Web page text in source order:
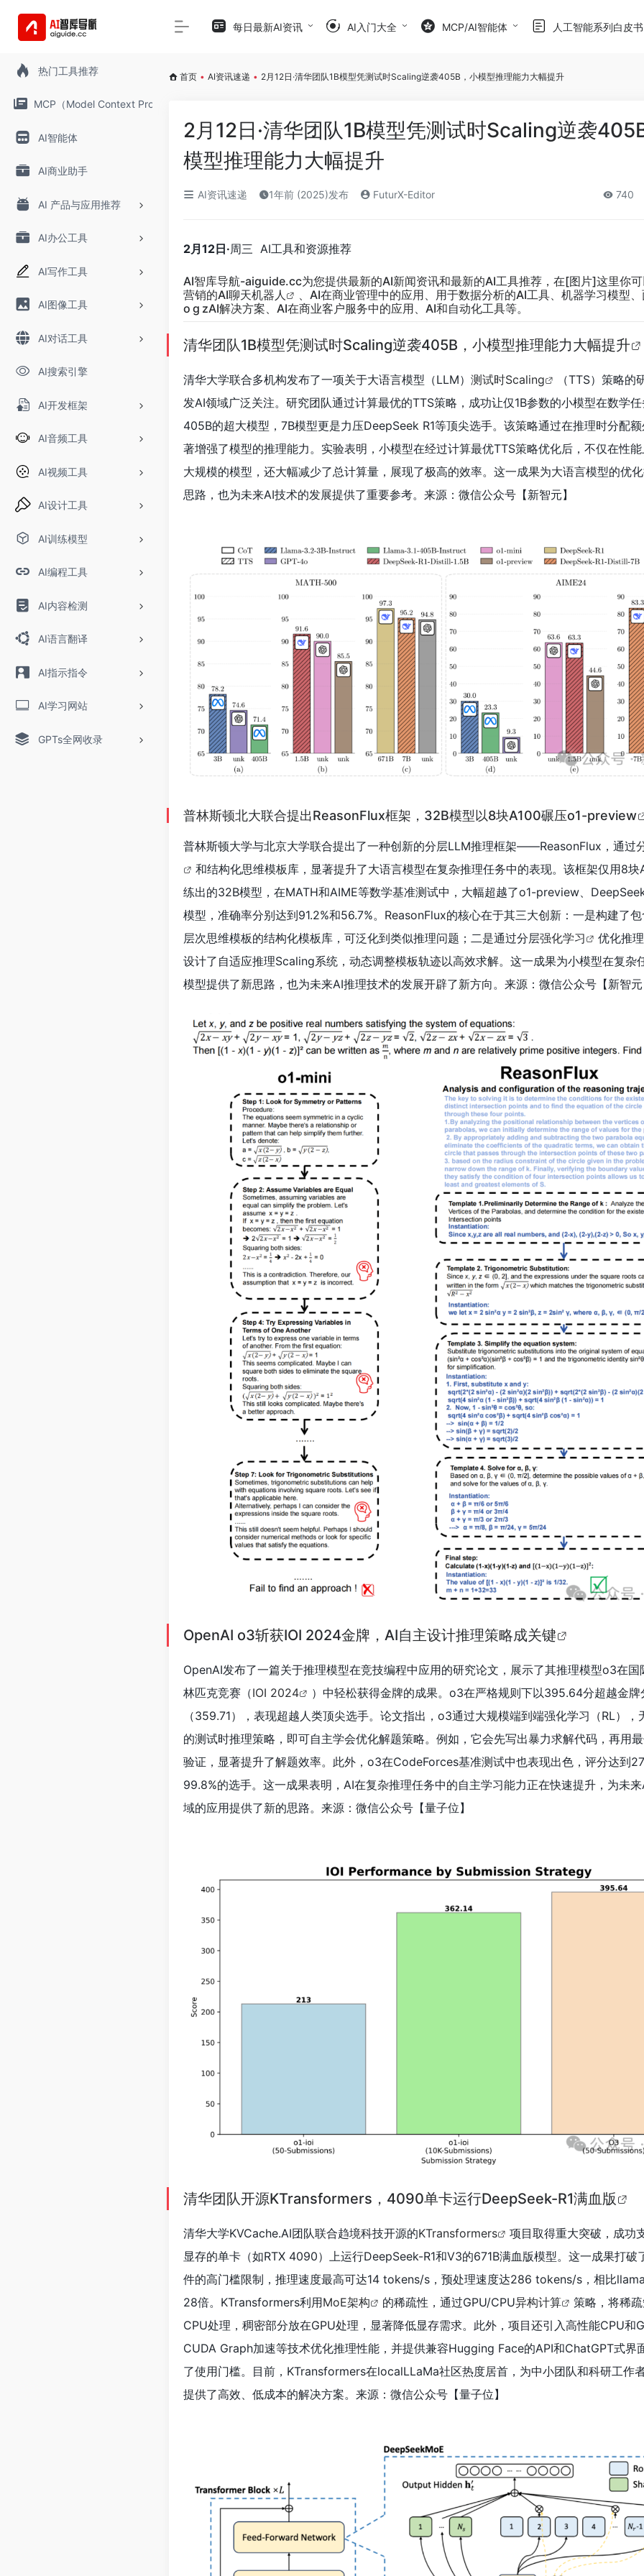
热门工具推荐
MCP（Model Context Protocol）
AI智能体
AI商业助手
AI 产品与应用推荐
AI办公工具
AI写作工具
AI图像工具
AI对话工具
AI搜索引擎
AI开发框架
AI音频工具
AI视频工具
AI设计工具
AI训练模型
AI编程工具
AI内容检测
AI语言翻译
AI指示指令
AI学习网站
GPTs全网收录
每日最新AI资讯 AI入门大全 MCP/AI智能体 人工智能系列白皮书
首页 • AI资讯速递 • 2月12日·清华团队1B模型凭测试时Scaling逆袭405B，小模型推理能力大幅提升
2月12日·清华团队1B模型凭测试时Scaling逆袭
模型推理能力大幅提升
AI资讯速递 1年前 (2025)发布 FuturX-Editor 740
2月12日·周三 AI工具和资源推荐
AI智库导航-aiguide.cc为您提供最新的AI新闻资讯和最新的AI工具推荐，在[图片]这里你
营销的AI聊天机器人
、AI在商业管理中的应用、用于数据分析的AI工具、机器学习模型
o g zAI解决方案、AI在商业客户服务中的应用、AI和自动化工具等。
清华团队1B模型凭测试时Scaling逆袭405B，小模型推理能力大幅提升
清华大学联合多机构发布了一项关于大语言模型（LLM） 测试时Scaling
（TTS）策略的
发AI领域广泛关注。研究团队通过计算最优的TTS策略，成功让仅1B参数的小模型在数学
405B的超大模型，7B模型更是力压DeepSeek R1等顶尖选手。该策略通过在推理时分配
著增强了模型的推理能力。实验表明，小模型在经过计算最优TTS策略优化后，不仅在性
大规模的模型，还大幅减少了总计算量，展现了极高的效率。这一成果为大语言模型的优
思路，也为未来AI技术的发展提供了重要参考。来源：微信公众号【新智元】
普林斯顿北大联合提出ReasonFlux框架，32B模型以8块A100碾压o1-preview
普林斯顿大学与北京大学联合提出了一种创新的分层LLM推理框架——ReasonFlux，通过
和结构化思维模板库，显著提升了大语言模型在复杂推理任务中的表现。该框架仅用8块
练出的32B模型，在MATH和AIME等数学基准测试中，大幅超越了o1-preview、
模型，准确率分别达到91.2%和56.7%。ReasonFlux的核心在于其三大创新：一是构建了
层次思维模板的结构化模板库，可泛化到类似推理问题；二是通过分层强化学习
优化推
设计了自适应推理Scaling系统，动态调整模板轨迹以高效求解。这一成果为小模型在复杂
模型提供了新思路，也为未来AI推理技术的发展开辟了新方向。来源：微信公众号【新智元
OpenAI o3斩获IOI 2024金牌，AI自主设计推理策略成关键
OpenAI发布了一篇关于推理模型在竞技编程中应用的研究论文，展示了其推理模型o3在国
林匹克竞赛（IOI 2024
）中轻松获得金牌的成果。o3在严格规则下以395.64分超越金牌
（359.71），表现超越人类顶尖选手。论文指出，o3通过大规模端到端强化学习（RL），
的测试时推理策略，即可自主学会优化解题策略。例如，它会先写出暴力求解代码，再用
验证，显著提升了解题效率。此外，o3在CodeForces基准测试中也表现出色，评分达到
99.8%的选手。这一成果表明，AI在复杂推理任务中的自主学习能力正在快速提升，为未
域的应用提供了新的思路。来源：微信公众号【量子位】
清华团队开源KTransformers，4090单卡运行DeepSeek-R1满血版
清华大学KVCache.AI团队联合趋境科技开源的KTransformers
项目取得重大突破，成功
显存的单卡（如RTX 4090）上运行DeepSeek-R1和V3的671B满血版模型。这一成果打破
件的高门槛限制，推理速度最高可达14 tokens/s，预处理速度达286 tokens/s，相比
28倍。KTransformers利用MoE架构 的稀疏性，通过GPU/CPU异构计算
策略，将稀
CPU处理，稠密部分放在GPU处理，显著降低显存需求。此外，项目还引入高性能CPU和
CUDA Graph加速等技术优化推理性能，并提供兼容Hugging Face的API和ChatGPT式界
了使用门槛。目前，KTransformers在localLLaMa社区热度居首，为中小团队和科研工作
提供了高效、低成本的解决方案。来源：微信公众号【量子位】